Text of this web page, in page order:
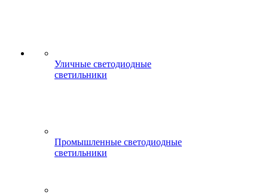
Уличные светодиодные
светильники
Промышленные светодиодные
светильники